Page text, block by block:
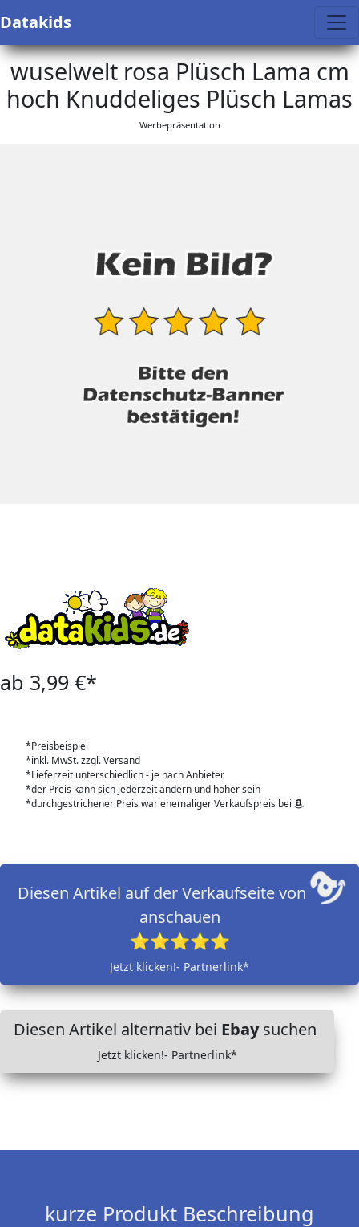
Datakids
wuselwelt rosa Plüsch Lama cm
hoch Knuddeliges Plüsch Lamas
Werbepräsentation
ab 3,99 €*
*Preisbeispiel
*inkl. MwSt. zzgl. Versand
*Lieferzeit unterschiedlich - je nach Anbieter
*der Preis kann sich jederzeit ändern und höher sein
*durchgestrichener Preis war ehemaliger Verkaufspreis bei
Diesen Artikel auf der Verkaufseite von
anschauen
⭐⭐⭐⭐⭐
Jetzt klicken!- Partnerlink*
Diesen Artikel alternativ bei Ebaysuchen
Jetzt klicken!- Partnerlink*
kurze Produkt Beschreibung